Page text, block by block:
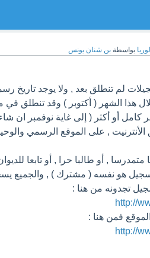
بواسطة بن شنان يونس
لم تنطلق بعد , ولا يوجد تاريخ
هذا الشهر ( أكتوبر ) وقد تنطلق
, أو طالبا حرا , أو تابعا
هو نفسه ( مشترك ) , والجميع
http://
http://